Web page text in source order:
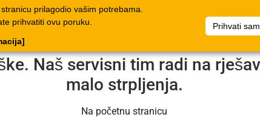
prilagodio vašim potrebama.
prihvatiti ovu poruku.
Prihvati
Dokumenti Poduzeće Popis artikala Dokumenti
Naš servisni tim radi na
malo strpljenja.
Na početnu stranicu